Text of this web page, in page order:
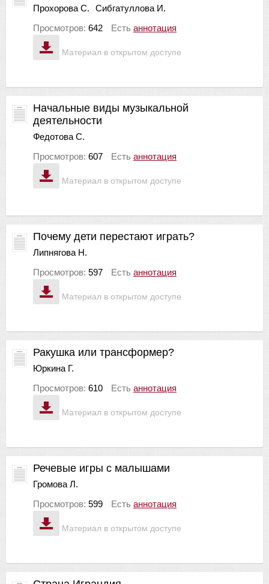
Материал в открытом доступе
Прохорова С.
Сибгатуллова И.
Просмотров: 642 Есть аннотация
Материал в открытом доступе
Начальные виды музыкальной
деятельности
Федотова С.
Просмотров: 607 Есть аннотация
Материал в открытом доступе
Почему дети перестают играть?
Липнягова Н.
Просмотров: 597 Есть аннотация
Материал в открытом доступе
Ракушка или трансформер?
Юркина Г.
Просмотров: 610 Есть аннотация
Материал в открытом доступе
Речевые игры с малышами
Громова Л.
Просмотров: 599 Есть аннотация